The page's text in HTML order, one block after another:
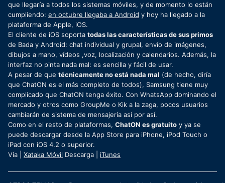
que llegaría a todos los sistemas móviles, y de momento lo están
cumpliendo: en octubre llegaba a Android y hoy ha llegado a la
plataforma de Apple, iOS.
El cliente de iOS soporta todas las características de sus primos
de Bada y Android: chat individual y grupal, envío de imágenes,
dibujos a mano, vídeos ,voz, localización y calendarios. Además, la
interfaz no pinta nada mal: es sencilla y fácil de usar.
A pesar de que técnicamente no está nada mal (de hecho, diría
que ChatON es el más completo de todos), Samsung tiene muy
complicado que ChatON tenga éxito. Con WhatsApp dominando el
mercado y otros como GroupMe o Kik a la zaga, pocos usuarios
cambiarán de sistema de mensajería así por así.
Como en el resto de plataformas, ChatON es gratuito y ya se
puede descargar desde la App Store para iPhone, iPod Touch o
iPad con iOS 4.2 o superior.
Vía | Xataka Móvil Descarga | iTunes